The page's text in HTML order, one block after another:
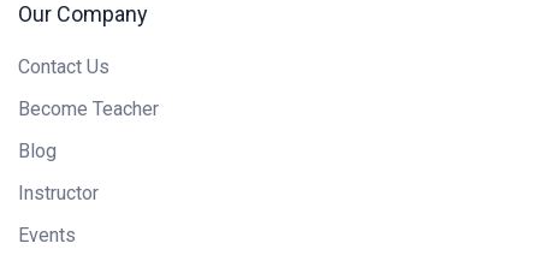
Our Company
Contact Us
Become Teacher
Blog
Instructor
Events